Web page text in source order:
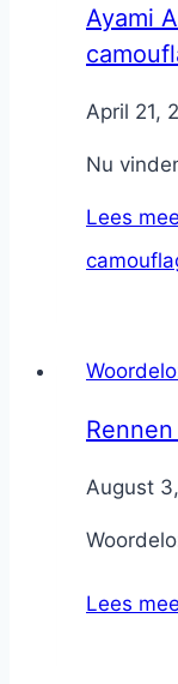
Ayami
ByNicole
April 21,
Nu
Lees
ByNicole
August
Lees